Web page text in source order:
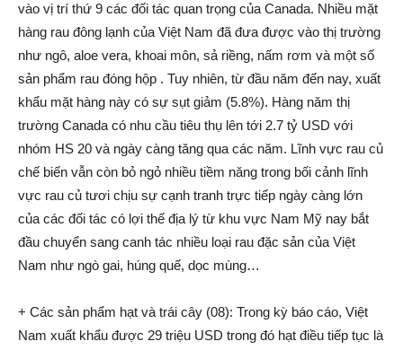
vào vị trí thứ 9 các đối tác quan trọng của Canada. Nhiều mặt
hàng rau đông lạnh của Việt Nam đã đưa được vào thị trường
như ngô, aloe vera, khoai môn, sả riềng, nấm rơm và một số
sản phẩm rau đóng hộp . Tuy nhiên, từ đầu năm đến nay, xuất
khẩu mặt hàng này có sự sụt giảm (5.8%). Hàng năm thị
trường Canada có nhu cầu tiêu thụ lên tới 2.7 tỷ USD với
nhóm HS 20 và ngày càng tăng qua các năm. Lĩnh vực rau củ
chế biến vẫn còn bỏ ngỏ nhiều tiềm năng trong bối cảnh lĩnh
vực rau củ tươi chịu sự cạnh tranh trực tiếp ngày càng lớn
của các đối tác có lợi thế địa lý từ khu vực Nam Mỹ nay bắt
đầu chuyển sang canh tác nhiều loại rau đặc sản của Việt
Nam như ngò gai, húng quế, dọc mùng…
+ Các sản phẩm hạt và trái cây (08): Trong kỳ báo cáo, Việt
Nam xuất khẩu được 29 triệu USD trong đó hạt điều tiếp tục là